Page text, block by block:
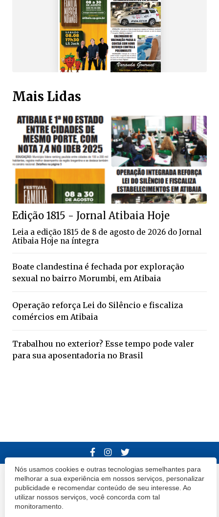
Nós usamos cookies e outras tecnologias semelhantes para
melhorar a sua experiência em nossos serviços, personalizar
publicidade e recomendar conteúdo de seu interesse. Ao
utilizar nossos serviços, você concorda com tal
monitoramento.
Mais Lidas
Edição 1815 - Jornal Atibaia Hoje
Leia a edição 1815 de 8 de agosto de 2026 do Jornal
Atibaia Hoje na íntegra
Boate clandestina é fechada por exploração
sexual no bairro Morumbi, em Atibaia
Operação reforça Lei do Silêncio e fiscaliza
comércios em Atibaia
Trabalhou no exterior? Esse tempo pode valer
para sua aposentadoria no Brasil
© 2020 Atibaia Hoje.Todos os direitos reservados.Desenvolvido por